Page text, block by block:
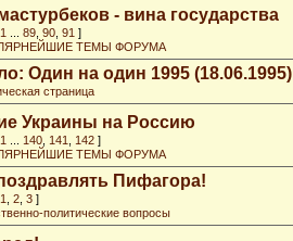
- вина государства
1 89 90 91 ]
ТЕМЫ ФОРУМА
Один на один 1995 (18.06.1995)
страница
Украины на Россию
1 140 141 142 ]
ТЕМЫ ФОРУМА
Пифагора!
1 2 3 ]
политические вопросы